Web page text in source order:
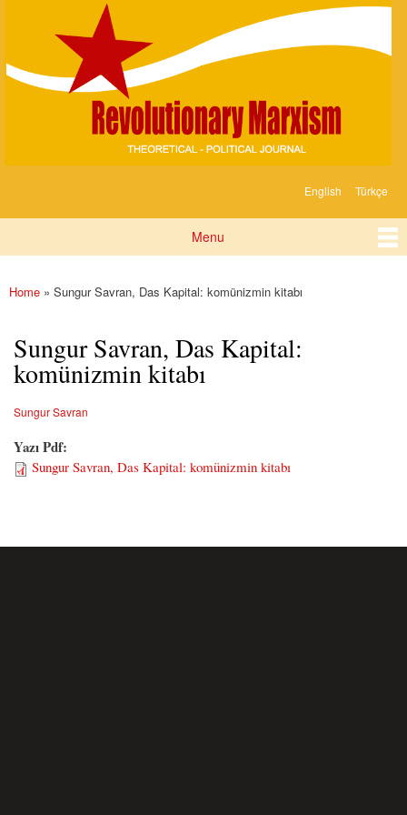
content
Marksizm
English Türkçe
Menu
You are here
Home » Sungur Savran, Das Kapital: komünizmin kitabı
Sungur Savran, Das Kapital:
komünizmin kitabı
Sungur Savran
Yazı Pdf:
Sungur Savran, Das Kapital: komünizmin kitabı